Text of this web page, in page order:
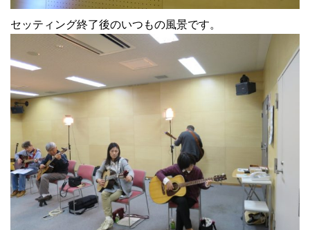
セッティング終了後のいつもの風景です。